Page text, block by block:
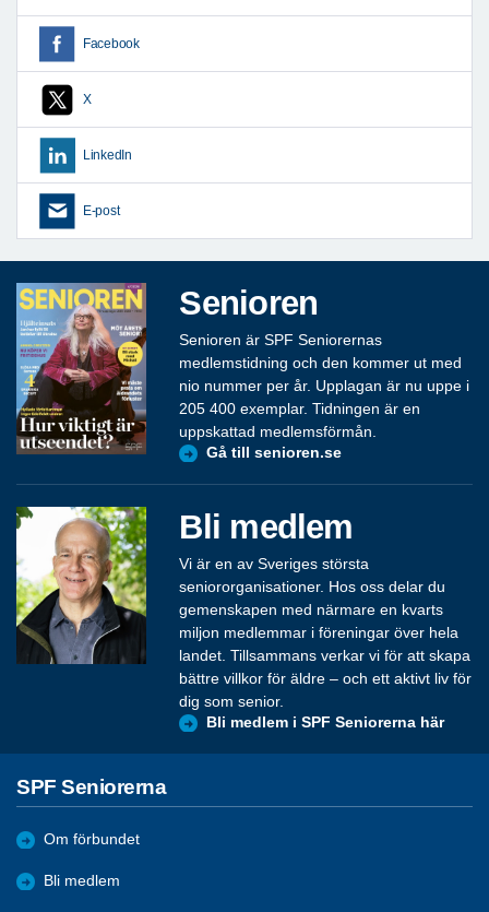
Facebook
X
LinkedIn
E-post
Senioren
Senioren är SPF Seniorernas
medlemstidning och den kommer ut med
nio nummer per år. Upplagan är nu uppe i
205 400 exemplar. Tidningen är en
uppskattad medlemsförmån.
Gå till senioren.se
Bli medlem
Vi är en av Sveriges största
seniororganisationer. Hos oss delar du
gemenskapen med närmare en kvarts
miljon medlemmar i föreningar över hela
landet. Tillsammans verkar vi för att skapa
bättre villkor för äldre – och ett aktivt liv för
dig som senior.
Bli medlem i SPF Seniorerna här
SPF Seniorerna
Om förbundet
Bli medlem